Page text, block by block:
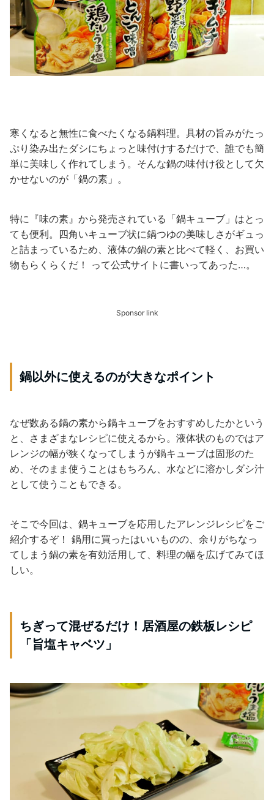
寒くなると無性に食べたくなる鍋料理。具材の旨みがたっ
ぷり染み出たダシにちょっと味付けするだけで、誰でも簡
単に美味しく作れてしまう。そんな鍋の味付け役として欠
かせないのが「鍋の素」。
特に『味の素』から発売されている「鍋キューブ」はとっ
ても便利。四角いキューブ状に鍋つゆの美味しさがギュっ
と詰まっているため、液体の鍋の素と比べて軽く、お買い
物もらくらくだ！ って公式サイトに書いってあった…。
Sponsor link
鍋以外に使えるのが大きなポイント
なぜ数ある鍋の素から鍋キューブをおすすめしたかという
と、さまざまなレシピに使えるから。液体状のものではア
レンジの幅が狭くなってしまうが鍋キューブは固形のた
め、そのまま使うことはもちろん、水などに溶かしダシ汁
として使うこともできる。
そこで今回は、鍋キューブを応用したアレンジレシピをご
紹介するぞ！ 鍋用に買ったはいいものの、余りがちなっ
てしまう鍋の素を有効活用して、料理の幅を広げてみてほ
しい。
ちぎって混ぜるだけ！居酒屋の鉄板レシピ
「旨塩キャベツ」